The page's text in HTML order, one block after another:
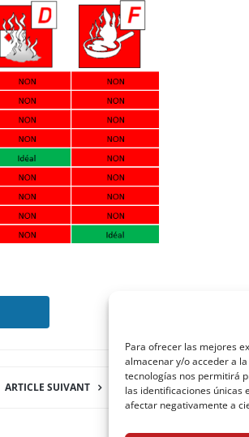
Para ofrecer las mejores
almacenar y/o acceder a
tecnologías nos permitirá
las identificaciones únicas
afectar negativamente a
ARTICLE SUIVANT